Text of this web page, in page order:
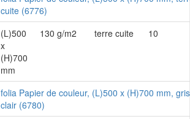
cuite (6776)
(L)500
x
(H)700
mm
130 g/m2 terre cuite 10
folia Papier de couleur, (L)500 x (H)700 mm, gris
clair (6780)